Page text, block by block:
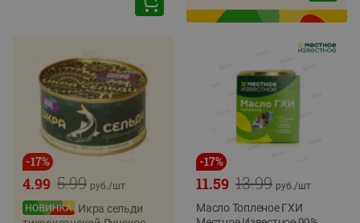
-17%
5.99
4.99 руб./шт
Икра сельди
-17%
13.99
11.59 руб./шт
Масло Топленое ГХИ